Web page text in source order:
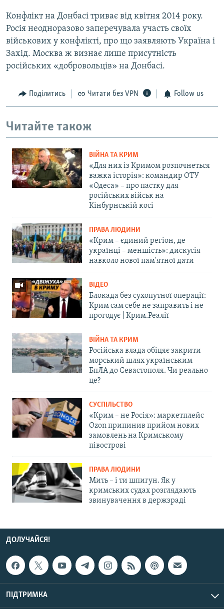
Конфлікт на Донбасі триває від квітня 2014 року.
Росія неодноразово заперечувала участь своїх
військових у конфлікті, про що заявляють Україна і
Захід. Москва ж визнає лише присутність
російських «добровольців» на Донбасі.
Поділитись Читати без VPN Follow us
Читайте також
ВІЙНА ТА КРИМ
«Для них із Кримом розпочнеться
важка історія»: командир ОТУ
«Одеса» – про пастку для
російських військ на
Кінбурнській косі
ПРАВА ЛЮДИНИ
«Крим – єдиний регіон, де
українці – меншість»: дискусія
навколо нової пам'ятної дати
ВІДЕО
Блокада без сухопутної операції:
Крим сам себе не заправить і не
прогодує | Крим.Реалії
ВІЙНА ТА КРИМ
Російська влада обіцяє закрити
морський шлях українським
БпЛА до Севастополя. Чи реально
це?
СУСПІЛЬСТВО
«Крим – не Росія»: маркетплейс
Ozon припинив прийом нових
замовлень на Кримському
півострові
ПРАВА ЛЮДИНИ
Мить – і ти шпигун. Як у
кримських судах розглядають
звинувачення в держзраді
ДОЛУЧАЙСЯ!
ПІДТРИМКА